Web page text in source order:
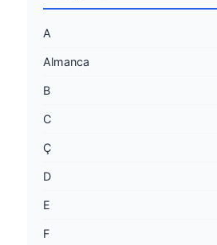
A
Almanca
B
C
Ç
D
E
F